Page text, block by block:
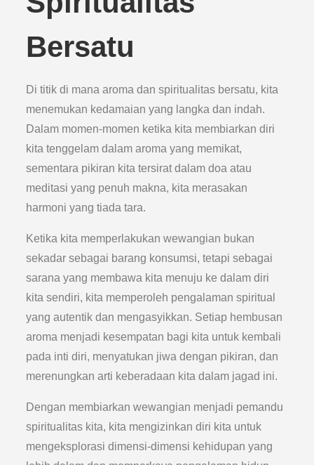
Bersatu
Di titik di mana aroma dan spiritualitas bersatu, kita
menemukan kedamaian yang langka dan indah.
Dalam momen-momen ketika kita membiarkan diri
kita tenggelam dalam aroma yang memikat,
sementara pikiran kita tersirat dalam doa atau
meditasi yang penuh makna, kita merasakan
harmoni yang tiada tara.
Ketika kita memperlakukan wewangian bukan
sekadar sebagai barang konsumsi, tetapi sebagai
sarana yang membawa kita menuju ke dalam diri
kita sendiri, kita memperoleh pengalaman spiritual
yang autentik dan mengasyikkan. Setiap hembusan
aroma menjadi kesempatan bagi kita untuk kembali
pada inti diri, menyatukan jiwa dengan pikiran, dan
merenungkan arti keberadaan kita dalam jagad ini.
Dengan membiarkan wewangian menjadi pemandu
spiritualitas kita, kita mengizinkan diri kita untuk
mengeksplorasi dimensi-dimensi kehidupan yang